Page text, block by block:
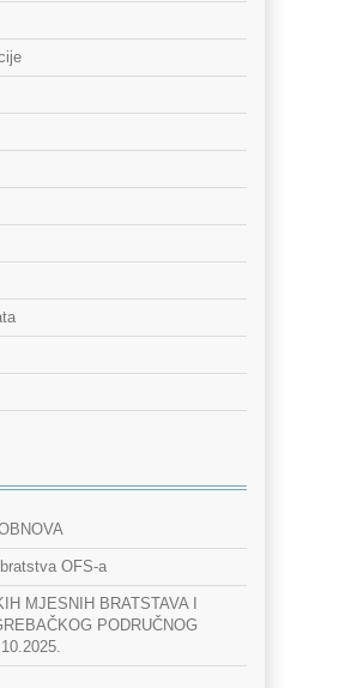
OFS-a
MJESNIH BRATSTAVA I
PODRUČNOG